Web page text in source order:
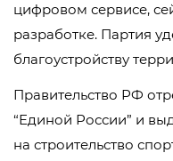
цифровом сервисе,
разработке. Партия
благоустройству
Правительство РФ
“Единой России” и
на строительство